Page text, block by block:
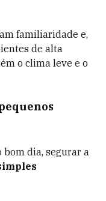
familiaridade e,
de alta
o clima leve e o
dia, segurar a